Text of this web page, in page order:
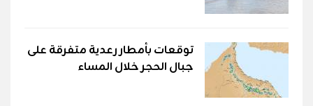
توقعات بأمطار رعدية متفرقة على
جبال الحجر خلال المساء